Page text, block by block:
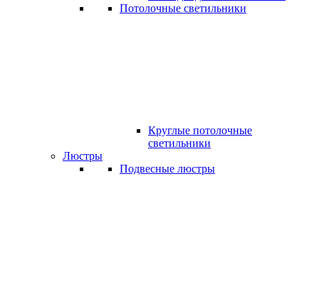
Потолочные светильники
Круглые потолочные
светильники
Люстры
Подвесные люстры